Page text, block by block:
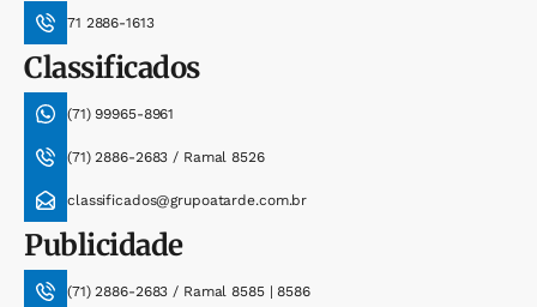
71 2886-1613
Classificados
(71) 99965-8961
(71) 2886-2683 / Ramal 8526
classificados@grupoatarde.com.br
Publicidade
(71) 2886-2683 / Ramal 8585 | 8586